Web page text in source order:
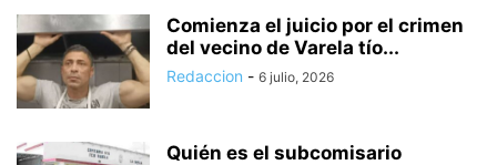
Comienza el juicio por el crimen
del vecino de Varela tío...
Redaccion - 6 julio, 2026
Quién es el subcomisario